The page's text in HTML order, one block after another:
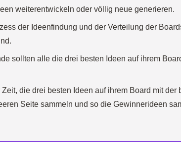
weiterentwickeln oder völlig neue generieren.
der Ideenfindung und der Verteilung der
sollten alle die drei besten Ideen auf ihrem
die drei besten Ideen auf ihrem Board mit
Seite sammeln und so die Gewinnerideen